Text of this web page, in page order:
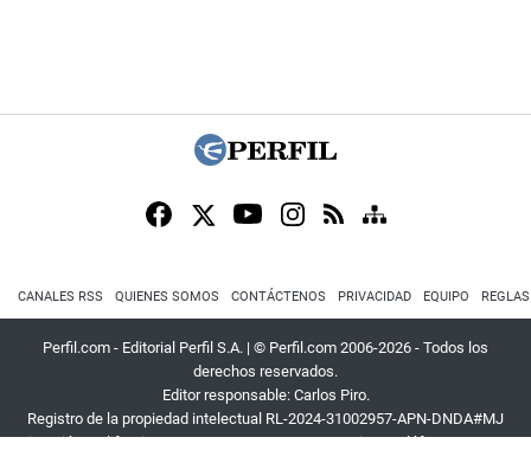
CANALES RSS QUIENES SOMOS CONTÁCTENOS PRIVACIDAD EQUIPO
Perfil.com - Editorial Perfil S.A. | © Perfil.com 2006-2026 - Todos los
derechos reservados.
Editor responsable: Carlos Piro.
Registro de la propiedad intelectual RL-2024-31002957-APN-DNDA#MJ
Dirección:California 2715,C1289ABI,CABA, Argentina| Teléfono:+54 9 11